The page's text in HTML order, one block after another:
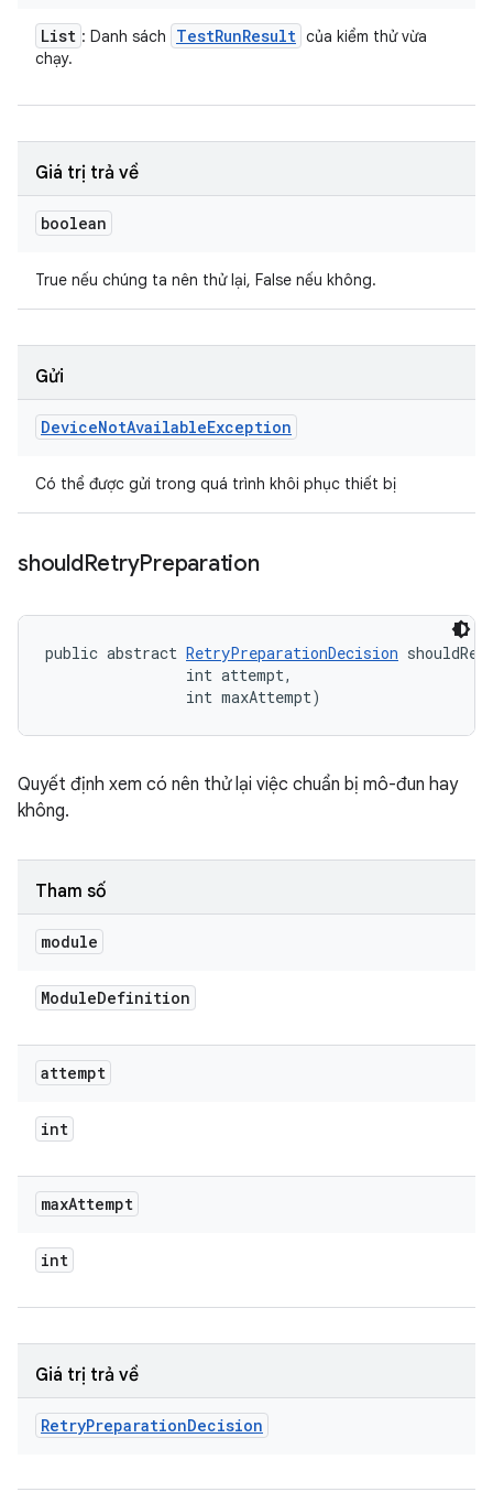
List : Danh sách TestRunResult của kiểm thử vừa
chạy.
Giá trị trả về
boolean
True nếu chúng ta nên thử lại, False nếu không.
Gửi
DeviceNotAvailableException
Có thể được gửi trong quá trình khôi phục thiết bị
shouldRetryPreparation
public abstract RetryPreparationDecision
                int attempt,
                int maxAttempt)
Quyết định xem có nên thử lại việc chuẩn bị mô-đun hay
không.
Tham số
module
ModuleDefinition
attempt
int
maxAttempt
int
Giá trị trả về
RetryPreparationDecision